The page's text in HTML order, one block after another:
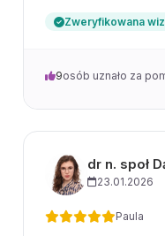
Zweryfikowana
9osób uznało za
dr n. społ
23.01.2026
Paula